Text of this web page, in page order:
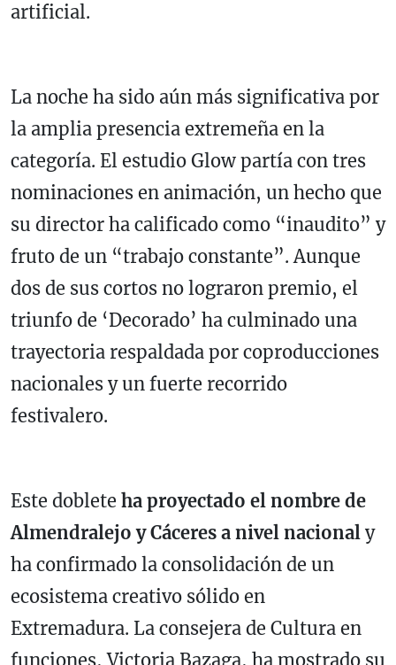
artificial.
La noche ha sido aún más significativa por
la amplia presencia extremeña en la
categoría. El estudio Glow partía con tres
nominaciones en animación, un hecho que
su director ha calificado como “inaudito” y
fruto de un “trabajo constante”. Aunque
dos de sus cortos no lograron premio, el
triunfo de ‘Decorado’ ha culminado una
trayectoria respaldada por coproducciones
nacionales y un fuerte recorrido
festivalero.
Este doblete ha proyectado el nombre de
Almendralejo y Cáceres a nivel nacional y
ha confirmado la consolidación de un
ecosistema creativo sólido en
Extremadura. La consejera de Cultura en
funciones, Victoria Bazaga, ha mostrado su